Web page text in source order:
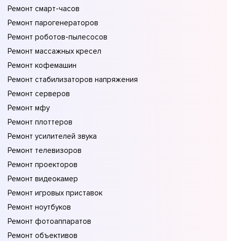
Ремонт смарт-часов
Ремонт парогенераторов
Ремонт роботов-пылесосов
Ремонт массажных кресел
Ремонт кофемашин
Ремонт стабилизаторов напряжения
Ремонт серверов
Ремонт мфу
Ремонт плоттеров
Ремонт усилителей звука
Ремонт телевизоров
Ремонт проекторов
Ремонт видеокамер
Ремонт игровых приставок
Ремонт ноутбуков
Ремонт фотоаппаратов
Ремонт объективов